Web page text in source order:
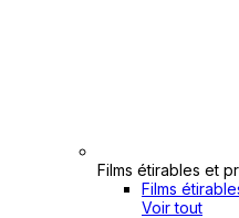
Films étirables et
Films
Voir tout